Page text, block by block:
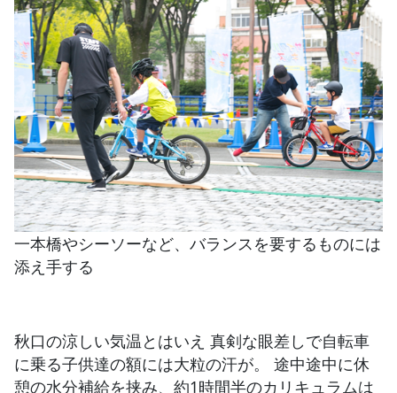
一本橋やシーソーなど、バランスを要するものには
添え手する
秋口の涼しい気温とはいえ 真剣な眼差しで自転車
に乗る子供達の額には大粒の汗が。 途中途中に休
憩の水分補給を挟み、約1時間半のカリキュラムは